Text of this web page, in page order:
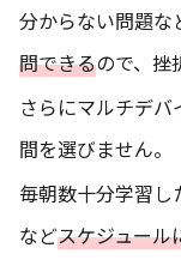
分からない問題な
問できるので、挫
さらにマルチデ
間を選びません。
毎朝数十分学習し
などスケジュール